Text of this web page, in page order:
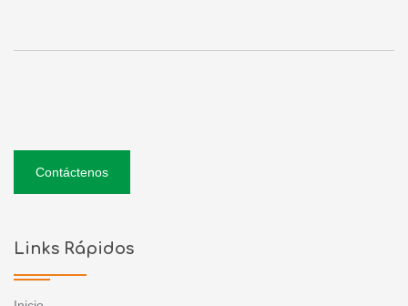
Contáctenos
Links Rápidos